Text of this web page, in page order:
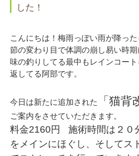
した！
こんにちは！梅雨っぽい雨が降っ
節の変わり目で体調の崩し易い時
味の釣りしてる最中もレインコー
返してる阿部です。
今日は新たに追加された 「猫背
ご案内をさせていただきます。
料金2160円 施術時間は２０
をメインにほぐし、そしてス